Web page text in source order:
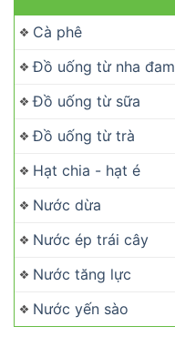
Cà phê
Đồ uống từ nha đam
Đồ uống từ sữa
Đồ uống từ trà
Hạt chia - hạt é
Nước dừa
Nước ép trái cây
Nước tăng lực
Nước yến sào